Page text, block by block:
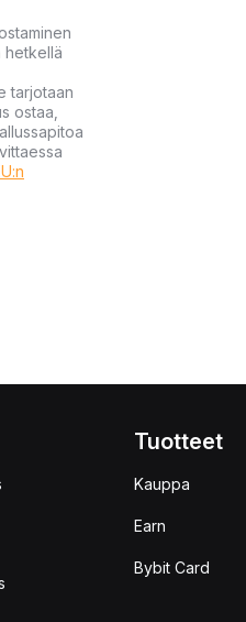
hetkellä
tarjotaan
ostaa,
Tuotteet
Kauppa
Earn
Bybit Card